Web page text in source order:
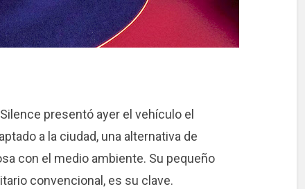
presentó ayer el vehículo el
a la ciudad, una alternativa de
con el medio ambiente. Su pequeño
convencional, es su clave.